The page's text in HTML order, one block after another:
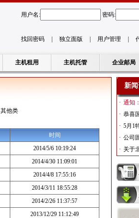
用户名: 密码:
找回密码 独立面版 用户管理
主机租用 主机托管 企业邮局
其他类
时间
2014/5/6 10:19:24
2014/4/30 11:09:01
2014/4/8 17:55:16
2014/3/11 18:55:28
2014/2/26 11:37:57
2013/12/29 11:12:49
新
· 通知
· 恭喜
· 5月1
· 公司
· 关于